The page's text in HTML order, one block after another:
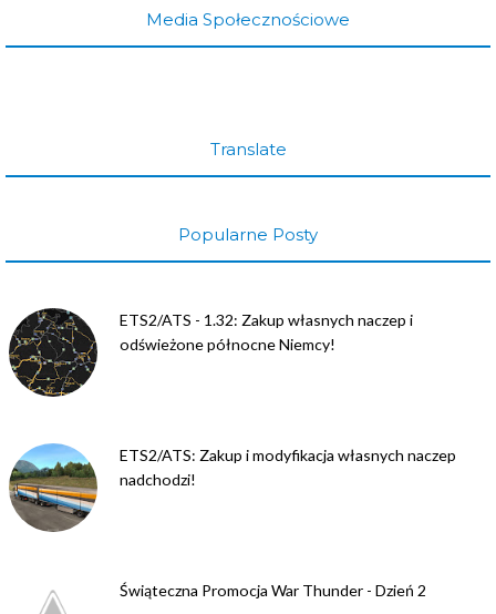
Media Społecznościowe
Translate
Popularne Posty
ETS2/ATS - 1.32: Zakup własnych naczep i
odświeżone północne Niemcy!
ETS2/ATS: Zakup i modyfikacja własnych naczep
nadchodzi!
Świąteczna Promocja War Thunder - Dzień 2